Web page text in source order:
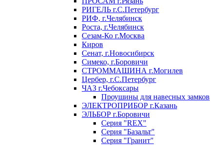
РИГЕЛЬ г.С.Петербург
РИФ, г.Челябинск
Роста, г.Челябинск
Сезам-Ко г.Москва
Киров
Сенат, г.Новосибирск
Симеко, г.Боровичи
СТРОММАШИНА г.Могилев
Цербер, г.С.Петербург
ЧАЗ г.Чебоксары
Проушины для навесных замков
ЭЛЕКТРОПРИБОР г.Казань
ЭЛЬБОР г.Боровичи
Серия "REX"
Серия "Базальт"
Серия "Гранит"